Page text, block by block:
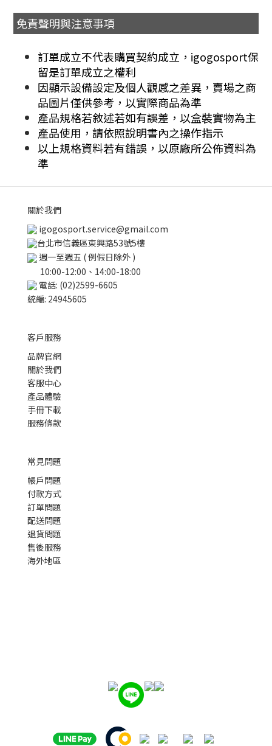
免責聲明與注意事項
訂單成立不代表購買契約成立，igogosport保
留是訂單成立之權利
因顯示設備設定及個人觀感之差異，賣場之商
品圖片僅供參考，以實際商品為準
產品規格若敘述若如有誤差，以盒裝實物為主
產品使用，請依照說明書內之操作指示
以上規格資料若有錯誤，以原廠所公佈資料為
準
關於我們
igogosport.service@gmail.com
台北市信義區東興路53號5樓
週一至週五 ( 例假日除外 )
10:00-12:00、14:00-18:00
電話: (02)2599-6605
統編: 24945605
客戶服務
品牌官網
關於我們
客服中心
產品體驗
手冊下載
服務條款
常見問題
帳戶問題
付款方式
訂單問題
配送問題
退貨問題
售後服務
海外地區